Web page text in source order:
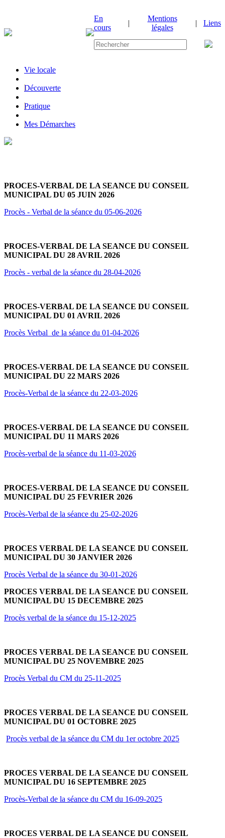
En
cours
|
Mentions
légales
| Liens
Vie locale
|Découverte
|Pratique
|Mes Démarches
PROCES-VERBAL DE LA SEANCE DU CONSEIL
MUNICIPAL DU 05 JUIN 2026
Procès - Verbal de la séance du 05-06-2026
PROCES-VERBAL DE LA SEANCE DU CONSEIL
MUNICIPAL DU 28 AVRIL 2026
Procès - verbal de la séance du 28-04-2026
PROCES-VERBAL DE LA SEANCE DU CONSEIL
MUNICIPAL DU 01 AVRIL 2026
Procès Verbal de la séance du 01-04-2026
PROCES-VERBAL DE LA SEANCE DU CONSEIL
MUNICIPAL DU 22 MARS 2026
Procès-Verbal de la séance du 22-03-2026
PROCES-VERBAL DE LA SEANCE DU CONSEIL
MUNICIPAL DU 11 MARS 2026
Procès-verbal de la séance du 11-03-2026
PROCES-VERBAL DE LA SEANCE DU CONSEIL
MUNICIPAL DU 25 FEVRIER 2026
Procès-Verbal de la séance du 25-02-2026
PROCES VERBAL DE LA SEANCE DU CONSEIL
MUNICIPAL DU 30 JANVIER 2026
Procès Verbal de la séance du 30-01-2026
PROCES VERBAL DE LA SEANCE DU CONSEIL
MUNICIPAL DU 15 DECEMBRE 2025
Procès verbal de la séance du 15-12-2025
PROCES VERBAL DE LA SEANCE DU CONSEIL
MUNICIPAL DU 25 NOVEMBRE 2025
Procès Verbal du CM du 25-11-2025
PROCES VERBAL DE LA SEANCE DU CONSEIL
MUNICIPAL DU 01 OCTOBRE 2025
Procès verbal de la séance du CM du 1er octobre 2025
PROCES VERBAL DE LA SEANCE DU CONSEIL
MUNICIPAL DU 16 SEPTEMBRE 2025
Procès-Verbal de la séance du CM du 16-09-2025
PROCES VERBAL DE LA SEANCE DU CONSEIL